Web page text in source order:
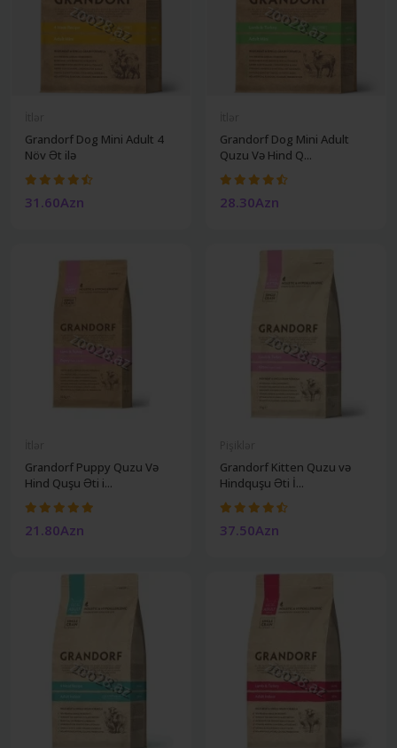
Grandorf Dog Mini Adult 4
Növ Ət ilə
31.60Azn
Grandorf Dog Mini Adult
Quzu Və Hind Q...
28.30Azn
Grandorf Puppy Quzu Və
Hind Quşu Əti i...
21.80Azn
Grandorf Kitten Quzu və
Hindquşu Əti İ...
37.50Azn